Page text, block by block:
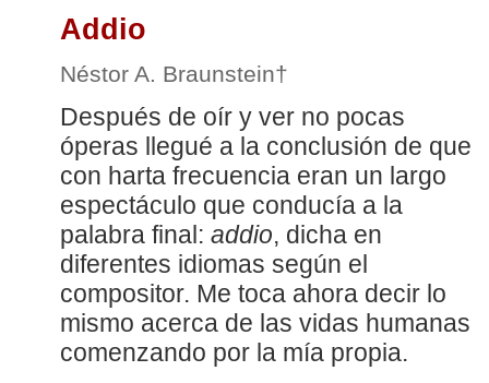
Addio
Néstor A. Braunstein†
Después de oír y ver no pocas
óperas llegué a la conclusión de que
con harta frecuencia eran un largo
espectáculo que conducía a la
palabra final: addio, dicha en
diferentes idiomas según el
compositor. Me toca ahora decir lo
mismo acerca de las vidas humanas
comenzando por la mía propia.